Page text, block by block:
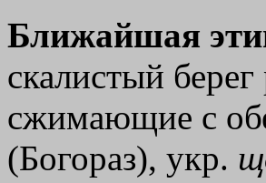
Ближайшая
скалистый
сжимающие с
(Богораз), укр.